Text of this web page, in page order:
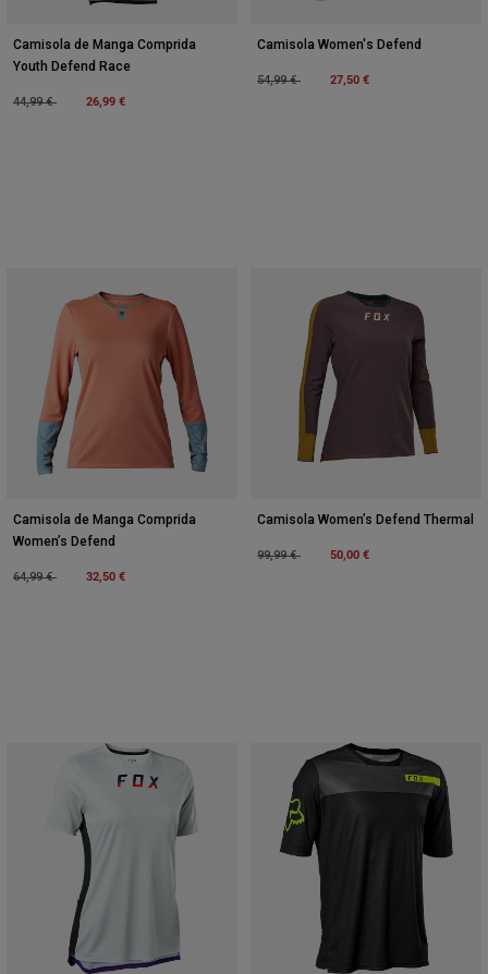
Camisola de Manga Comprida
Youth Defend Race
Price reduced from
44,99 €to 26,99 €
Camisola Women's Defend
Price reduced from
54,99 €to 27,50 €
Camisola de Manga Comprida
Women’s Defend
Price reduced from
64,99 €to 32,50 €
Camisola Women’s Defend Thermal
Price reduced from
99,99 €to 50,00 €